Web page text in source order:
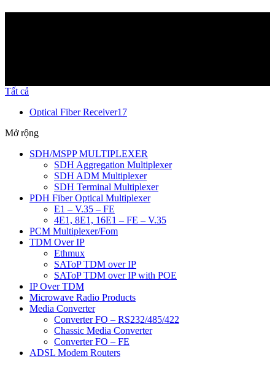
Tất cả
Optical Fiber Receiver17
Mở rộng
SDH/MSPP MULTIPLEXER
SDH Aggregation Multiplexer
SDH ADM Multiplexer
SDH Terminal Multiplexer
PDH Fiber Optical Multiplexer
E1 – V.35 – FE
4E1, 8E1, 16E1 – FE – V.35
PCM Multiplexer/Fom
TDM Over IP
Ethmux
SAToP TDM over IP
SAToP TDM over IP with POE
IP Over TDM
Microwave Radio Products
Media Converter
Converter FO – RS232/485/422
Chassic Media Converter
Converter FO – FE
ADSL Modem Routers